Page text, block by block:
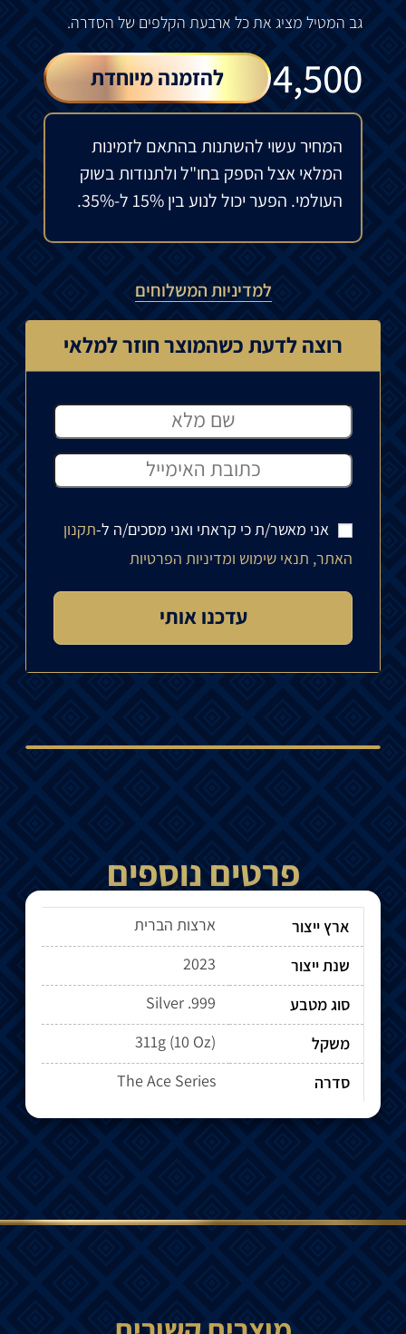
גב המטיל מציג אתכל ארבעת הקלפים של הסדרה.
4,500
₪ להזמנה מיוחדת
המחיר עשוי להשתנות בהתאם לזמינות
המלאי אצל הספק בחו"ל ולתנודות בשוק
העולמי. הפער יכול לנוע בין 15% ל-35%.
למדיניות המשלוחים
רוצה לדעת כשהמוצר חוזר למלאי
אני מאשר/ת כי קראתי ואני מסכים/ה ל-תקנון
האתר, תנאי שימוש ומדיניות הפרטיות
פרטים נוספים
ארץ ייצור
ארצות הברית
שנת ייצור
2023
סוג מטבע
Silver .999
משקל
311g (10 Oz)
סדרה
The Ace Series